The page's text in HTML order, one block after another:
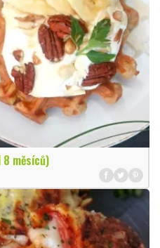
8 měsíců)